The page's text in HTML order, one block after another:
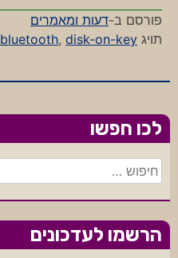
פורסם ב-דעות ומאמרים
תויג
bluetooth, disk-on-key
לכו חפשו
חיפוש:
הרשמו לעדכונים